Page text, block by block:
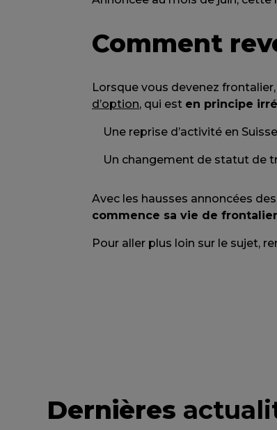
Comment
Lorsque vous devenez frontalier,
d’option, qui est en principe
Une reprise d’activité en
Un changement de statut de
Avec les hausses annoncées
commence sa vie de frontalier
Pour aller plus loin sur le sujet,
Dernières